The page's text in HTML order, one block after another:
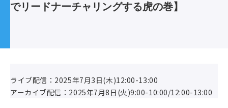
料金・プラン
ーでリードナーチャリングする虎の巻】
ライブ配信：2025年7月3日(木)12:00-13:00
アーカイブ配信：2025年7月8日(火)9:00-10:00/12:00-13:00